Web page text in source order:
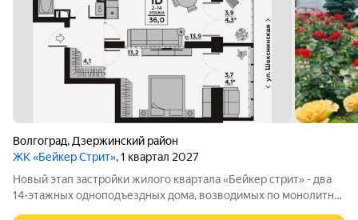
Волгоград, Дзержинский район
ЖК «Бейкер Стрит», 1 квартал 2027
Новый этап застройки жилого квартала «Бейкер стрит» - два
14-этажных одноподъездных дома, возводимых по монолитно-